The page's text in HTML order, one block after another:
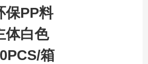
保PP料
体白色
箱